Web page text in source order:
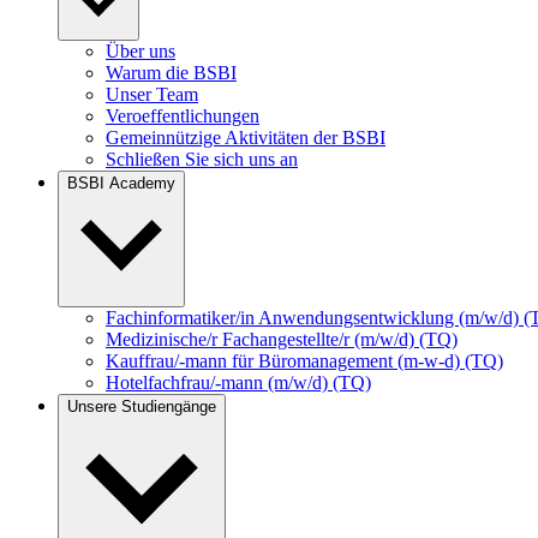
Über uns
Warum die BSBI
Unser Team
Veroeffentlichungen
Gemeinnützige Aktivitäten der BSBI
Schließen Sie sich uns an
BSBI Academy
Fachinformatiker/in Anwendungsentwicklung (m/w/d)
Medizinische/r Fachangestellte/r (m/w/d) (TQ)
Kauffrau/-mann für Büromanagement (m-w-d) (TQ)
Hotelfachfrau/-mann (m/w/d) (TQ)
Unsere Studiengänge